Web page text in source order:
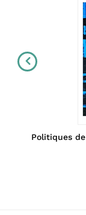
Politiques